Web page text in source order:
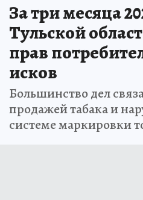
За три месяца
Тульской
прав
исков
Большинство дел
продажей табака и
системе маркировки